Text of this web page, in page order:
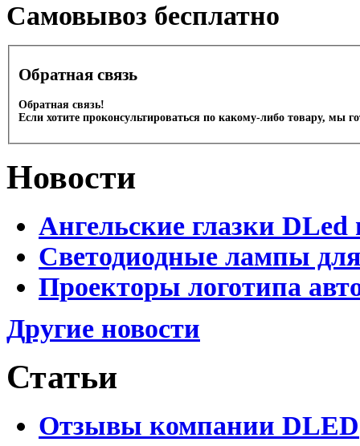
Cамовывоз бесплатно
Обратная связь
Обратная связь!
Если хотите проконсультироваться по какому-либо товару, мы
Новости
Ангельские глазки DLed
Светодиодные лампы
Проекторы логотипа
Другие новости
Статьи
Отзывы компании DLED